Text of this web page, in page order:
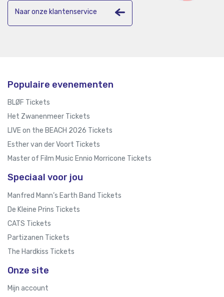
Naar onze klantenservice
Populaire evenementen
BLØF Tickets
Het Zwanenmeer Tickets
LIVE on the BEACH 2026 Tickets
Esther van der Voort Tickets
Master of Film Music Ennio Morricone Tickets
Speciaal voor jou
Manfred Mann’s Earth Band Tickets
De Kleine Prins Tickets
CATS Tickets
Partizanen Tickets
The Hardkiss Tickets
Onze site
Mijn account